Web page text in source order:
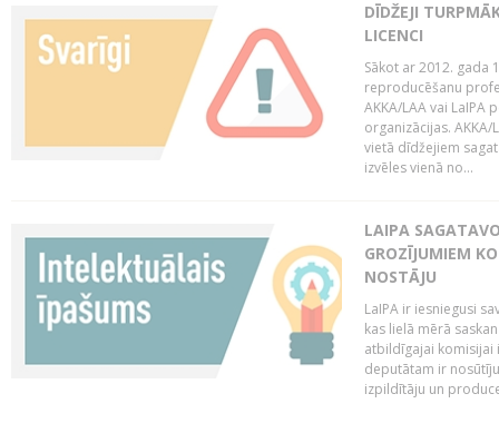
DĪDŽEJI
LICENCI
Sākot ar 2012. gada
reproducēšanu
AKKA/LAA vai LaIPA
organizācijas.
vietā dīdžejiem
izvēles vienā no...
LAIPA
GROZĪJUMIEM
NOSTĀJU
LaIPA ir iesniegusi
kas lielā mērā
atbildīgajai komisijai
deputātam ir
izpildītāju un